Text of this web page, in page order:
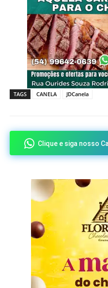
TAGS CANELA JDCanela
Clique e siga nosso